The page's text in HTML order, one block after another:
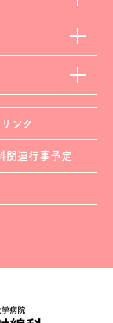
リンク
関連行事予定